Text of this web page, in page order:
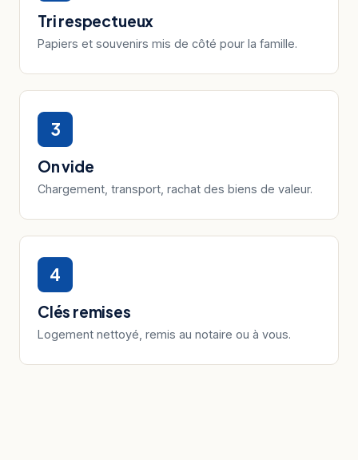
Tri respectueux
Papiers et souvenirs mis de côté pour la famille.
3
On vide
Chargement, transport, rachat des biens de valeur.
4
Clés remises
Logement nettoyé, remis au notaire ou à vous.